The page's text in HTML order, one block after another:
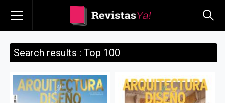
Search results : Top 100